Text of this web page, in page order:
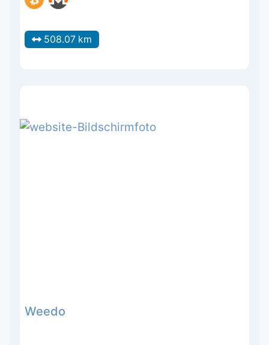
508.07 km
Weedo